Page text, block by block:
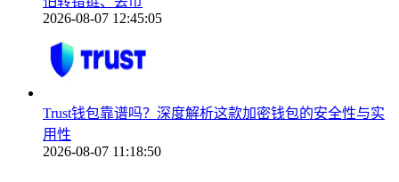
2026-08-07 12:45:05
Trust钱包靠谱吗？深度解析这款加密钱包的安全性与实
用性
2026-08-07 11:18:50